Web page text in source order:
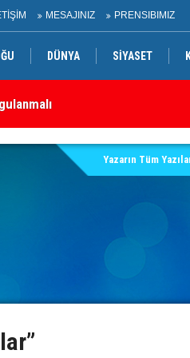
MESAJINIZ PRENSIBIMIZ
DÜNYA SİYASET
Yazarın Tüm